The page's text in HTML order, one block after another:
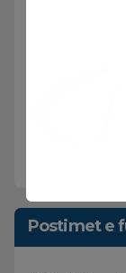
Postimet e